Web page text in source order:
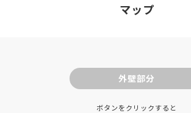
マップ
外壁部分
ボタンをクリックすると